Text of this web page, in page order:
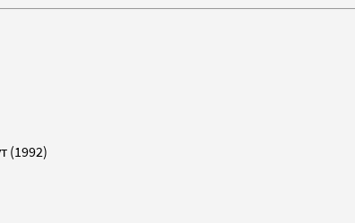
(1992)